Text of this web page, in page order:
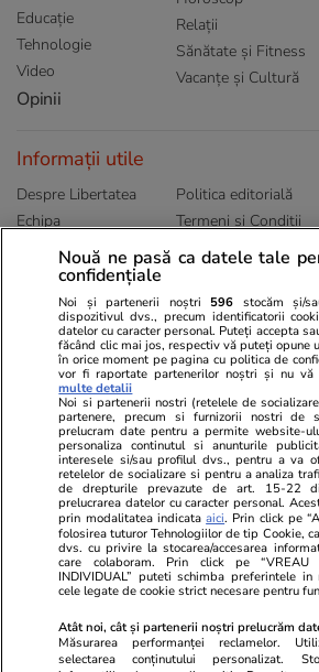
Educație
Tehnologie
Video
Opinii
Relații
Sănătate și Fitness
Vacanțe și Cultură
Informații utile
Despre Libertatea
Echipa
Publicitate
Politica de
Politica editorială
Termeni și Conditii
Abonamente
Ringier România
Libertatea pentru
Unica.ro
Program TV
Avantaje
ELLE
Gazeta Sporturilor
Stiri mondene
Calculator sarcina
Ajută Copiii
Pariază responsabil! Decizia ONJN
Jocurile de noroc sunt
Nouă ne pasă ca datele tale
confidențiale
Noi și partenerii noștri 596 stocăm și/
dispozitivul dvs., precum identificatorii
datelor cu caracter personal. Puteți accepta
făcând clic mai jos, respectiv vă puteți opune
în orice moment pe pagina cu politica de
vor fi raportate partenerilor noștri și nu vă
multe detalii
Noi si partenerii nostri (retelele de
partenere, precum si furnizorii nostri de
prelucram date pentru a permite website-
personaliza continutul si anunturile
interesele si/sau profilul dvs., pentru a va
retelelor de socializare si pentru a analiza
de drepturile prevazute de art. 15-22
prelucrarea datelor cu caracter personal.
prin modalitatea indicataaici. Prin click pe
folosirea tuturor Tehnologiilor de tip Cookie,
dvs. cu privire la stocarea/accesarea
care colaboram. Prin click pe “VREAU
INDIVIDUAL” puteti schimba preferintele
cele legate de cookie strict necesare pentru
Atât noi, cât și partenerii noștri prelucrăm
Măsurarea performanței reclamelor.
selectarea conținutului personalizat.